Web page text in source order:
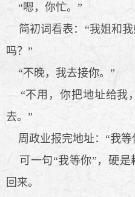
“嗯，你忙。”
简初词看表：“我姐和
吗？”
“不晚，我去接你。”
“不用，你把地址给我
去。”
周政业报完地址：“我等
可一句“我等你”，硬是
回来。